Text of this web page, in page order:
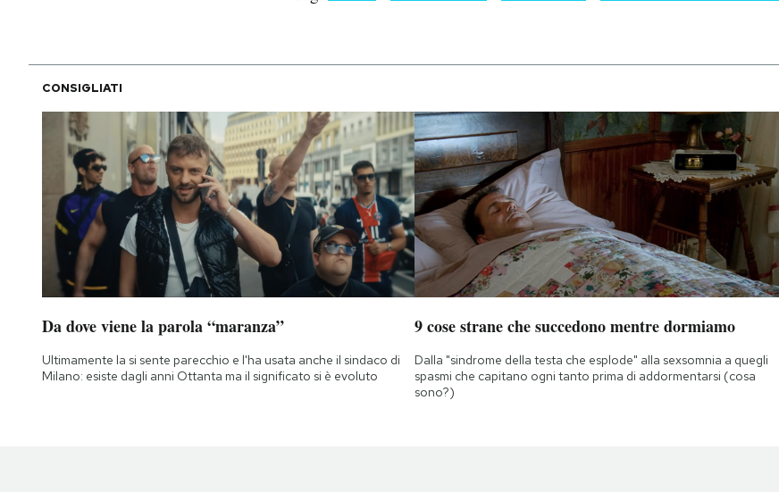
CONSIGLIATI
Da dove viene la parola “maranza”
Ultimamente la si sente parecchio e l'ha usata anche il sindaco di
Milano: esiste dagli anni Ottanta ma il significato si è evoluto
9 cose strane che succedono mentre dormiamo
Dalla "sindrome della testa che esplode" alla sexsomnia a quegli
spasmi che capitano ogni tanto prima di addormentarsi (cosa
sono?)